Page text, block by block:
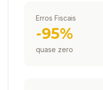
Erros Fiscais
-95%
quase zero